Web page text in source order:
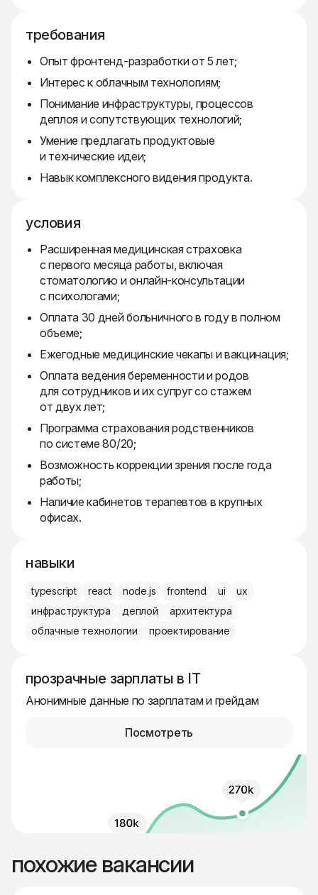
требования
Опыт фронтенд-разработки от 5 лет;
Интерес к облачным технологиям;
Понимание инфраструктуры, процессов
деплоя и сопутствующих технологий;
Умение предлагать продуктовые
и технические идеи;
Навык комплексного видения продукта.
условия
Расширенная медицинская страховка
с первого месяца работы, включая
стоматологию и онлайн-консультации
с психологами;
Оплата 30 дней больничного в году в полном
объеме;
Ежегодные медицинские чекапы и вакцинация;
Оплата ведения беременности и родов
для сотрудников и их супруг со стажем
от двух лет;
Программа страхования родственников
по системе 80/20;
Возможность коррекции зрения после года
работы;
Наличие кабинетов терапевтов в крупных
офисах.
навыки
typescript react node.js frontend ui
ux
инфраструктура
деплой
архитектура
облачные технологии
проектирование
прозрачные зарплаты в IT
Анонимные данные по зарплатам и грейдам
Посмотреть
похожие вакансии